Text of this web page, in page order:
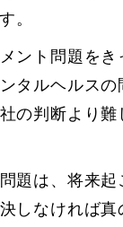
。
ント問題をき
タルヘルスの
の判断より
題は、将来起
しなければ真